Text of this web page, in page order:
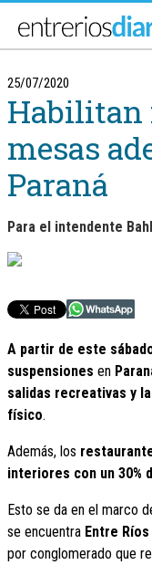
25/07/2020
Habilitan
mesas
Paraná
Para el intendente
A partir de este
suspensiones en
salidas recreativas y
físico.
Además, los
interiores con un 30%
Esto se da en el marco
se encuentra Entre Ríos
por conglomerado que